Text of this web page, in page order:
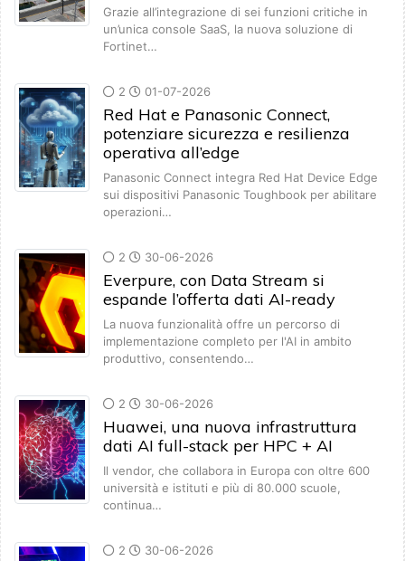
Grazie all’integrazione di sei funzioni critiche in
un’unica console SaaS, la nuova soluzione di
Fortinet…
2 01-07-2026
Red Hat e Panasonic Connect,
potenziare sicurezza e resilienza
operativa all’edge
Panasonic Connect integra Red Hat Device Edge
sui dispositivi Panasonic Toughbook per abilitare
operazioni…
2 30-06-2026
Everpure, con Data Stream si
espande l’offerta dati AI-ready
La nuova funzionalità offre un percorso di
implementazione completo per l'AI in ambito
produttivo, consentendo…
2 30-06-2026
Huawei, una nuova infrastruttura
dati AI full-stack per HPC + AI
Il vendor, che collabora in Europa con oltre 600
università e istituti e più di 80.000 scuole,
continua…
2 30-06-2026